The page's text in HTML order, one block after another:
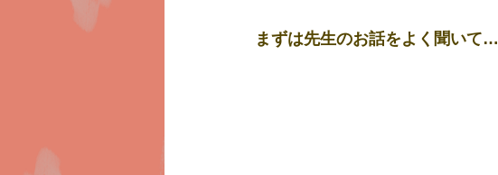
まずは先生のお話をよく聞いて…